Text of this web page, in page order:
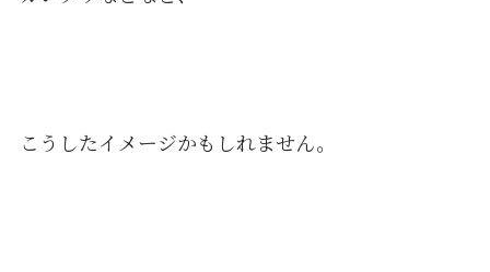
こうしたイメージかもしれません。